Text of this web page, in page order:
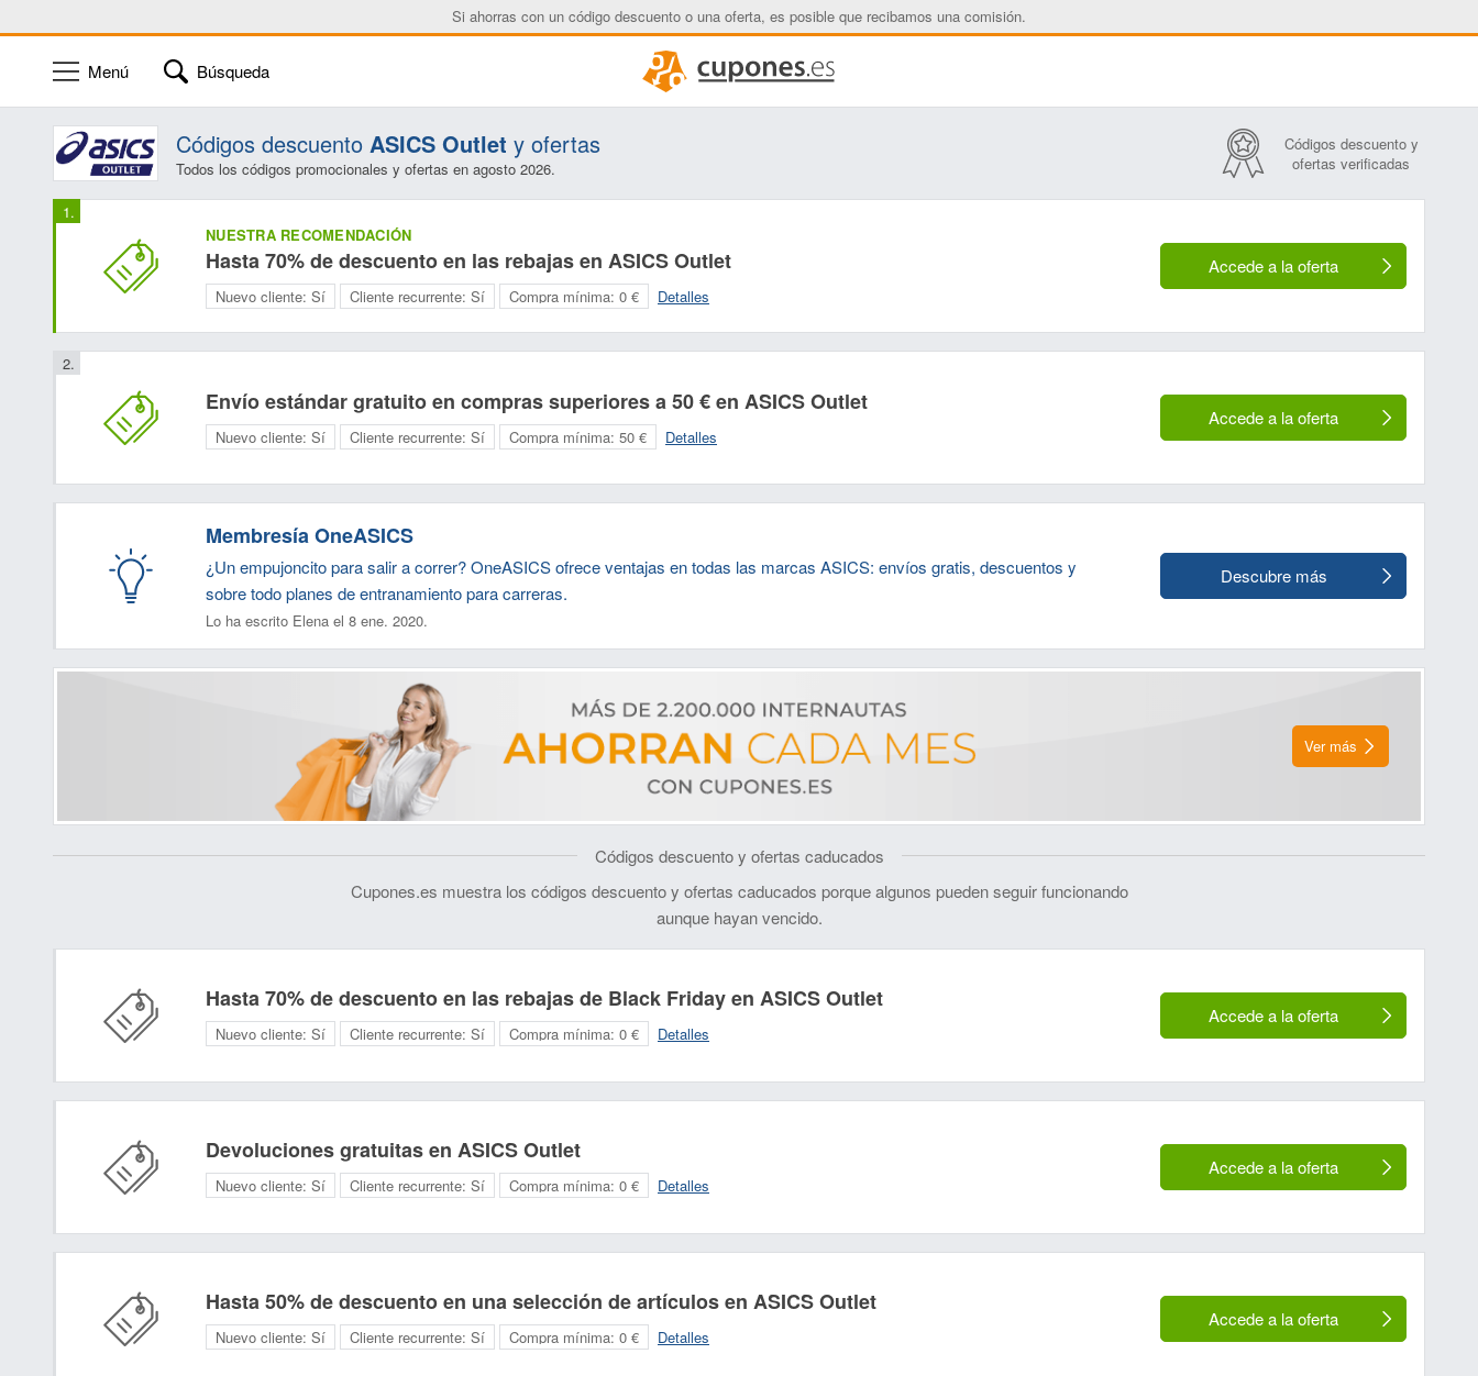
Si ahorras con un código descuento o una oferta, es posible que recibamos una comisión.
Menú Búsqueda
Códigos descuento ASICS Outlet y ofertas
Todos los códigos promocionales y ofertas en agosto 2026.
Códigos descuento y
ofertas verificadas
NUESTRA RECOMENDACIÓN
Hasta 70% de descuento en las rebajas en ASICS Outlet Accede a la oferta
Nuevo cliente: Sí Cliente recurrente: Sí Compra mínima: 0 € Detalles
Envío estándar gratuito en compras superiores a 50 € en ASICS Outlet
Accede a la oferta
Nuevo cliente: Sí Cliente recurrente: Sí Compra mínima: 50 € Detalles
Membresía OneASICS
¿Un empujoncito para salir a correr? OneASICS ofrece ventajas en todas las marcas ASICS: envíos gratis, descuentos y
sobre todo planes de entranamiento para carreras.
Lo ha escrito Elena el 8 ene. 2020.
Descubre más
Ver más
Códigos descuento y ofertas caducados
Cupones.es muestra los códigos descuento y ofertas caducados porque algunos pueden seguir funcionando
aunque hayan vencido.
Hasta 70% de descuento en las rebajas de Black Friday en ASICS Outlet
Accede a la oferta
Nuevo cliente: Sí Cliente recurrente: Sí Compra mínima: 0 € Detalles
Devoluciones gratuitas en ASICS Outlet
Accede a la oferta
Nuevo cliente: Sí Cliente recurrente: Sí Compra mínima: 0 € Detalles
Hasta 50% de descuento en una selección de artículos en ASICS Outlet
Accede a la oferta
Nuevo cliente: Sí Cliente recurrente: Sí Compra mínima: 0 € Detalles
Nombre: